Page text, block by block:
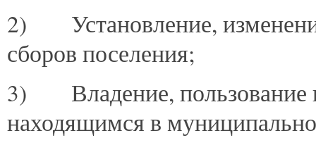
2) Установление,
сборов поселения;
3) Владение, пользование
находящимся в